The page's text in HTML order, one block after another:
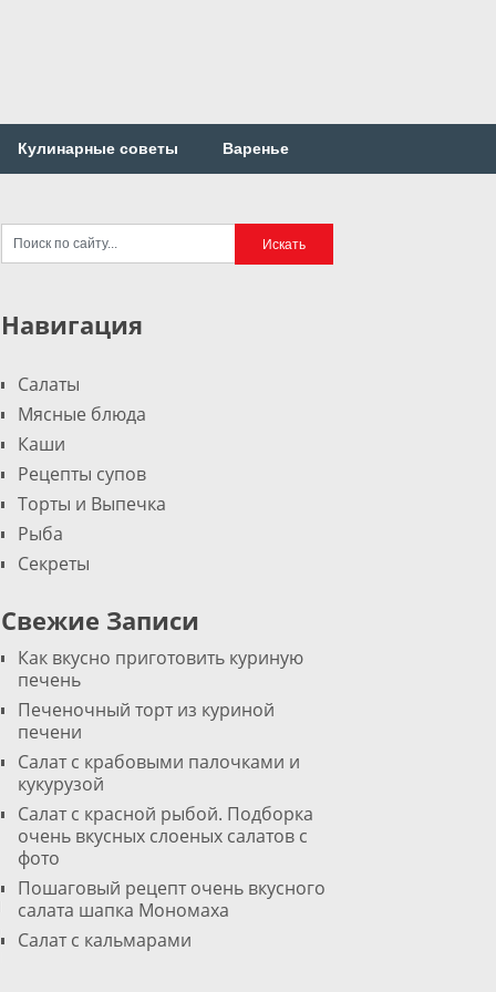
Кулинарные советы Варенье
Навигация
Салаты
Мясные блюда
Каши
Рецепты супов
Торты и Выпечка
Рыба
Секреты
Свежие Записи
Как вкусно приготовить куриную
печень
Печеночный торт из куриной
печени
Салат с крабовыми палочками и
кукурузой
Салат с красной рыбой. Подборка
очень вкусных слоеных салатов с
фото
Пошаговый рецепт очень вкусного
салата шапка Мономаха
Салат с кальмарами